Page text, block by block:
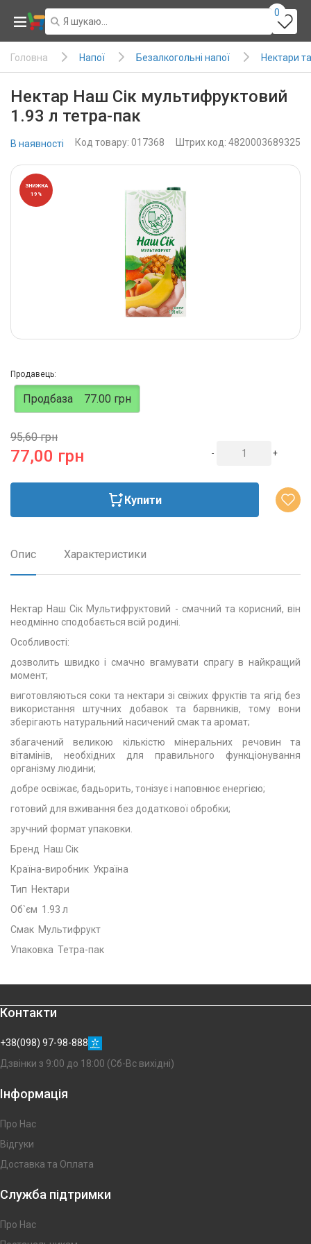
0
Головна Напої Безалкогольні напої Нектари
Нектар Наш Сік мультифруктовий
1.93 л тетра-пак
В наявності Код товару: 017368 Штрих код: 4820003689325
ЗНИЖКА
19%
Продавець:
Продбаза 77.00 грн
95,60 грн
77,00 грн - +
Купити
Опис Характеристики
Нектар Наш Сік Мультифруктовий - смачний та корисний, він
неодмінно сподобається всій родині.
Особливості:
дозволить швидко і смачно вгамувати спрагу в найкращий
момент;
виготовляються соки та нектари зі свіжих фруктів та ягід без
використання штучних добавок та барвників, тому вони
зберігають натуральний насичений смак та аромат;
збагачений великою кількістю мінеральних речовин та
вітамінів, необхідних для правильного функціонування
організму людини;
добре освіжає, бадьорить, тонізує і наповнює енергією;
готовий для вживання без додаткової обробки;
зручний формат упаковки.
Бренд Наш Сік
Країна-виробник Україна
Тип Нектари
Об`єм 1.93 л
Смак Мультифрукт
Упаковка Тетра-пак
Контакти
+38(098) 97-98-888
Дзвінки з 9:00 до 18:00 (Сб-Вс вихідні)
Інформація
Про Нас
Відгуки
Доставка та Оплата
Служба підтримки
Про Нас